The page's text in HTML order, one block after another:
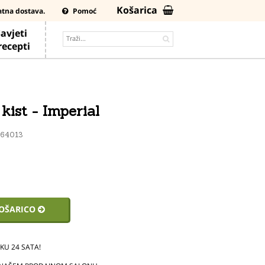
dostava. Pomoć
Košarica
- Imperial
24 SATA!